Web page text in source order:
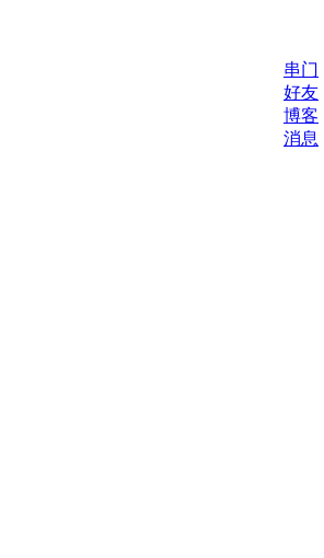
串门
好友
博客
消息